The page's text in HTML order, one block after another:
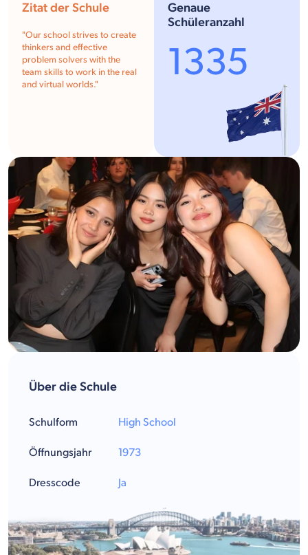
Über die Schule
Schulform
Öffnungsjahr
Dresscode
High School
1973
Ja
Zitat der Schule
"Our school strives to create
thinkers and effective
problem solvers with the
team skills to work in the real
and virtual worlds."
Genaue
Schüleranzahl
1335